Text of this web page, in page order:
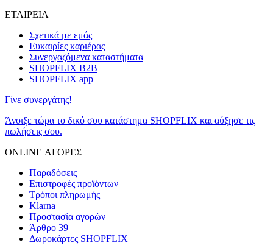
ΕΤΑΙΡΕΙΑ
Σχετικά με εμάς
Ευκαιρίες καριέρας
Συνεργαζόμενα καταστήματα
SHOPFLIX B2B
SHOPFLIX app
Γίνε συνεργάτης!
Άνοιξε τώρα το δικό σου κατάστημα SHOPFLIX και αύξησε τις
πωλήσεις σου.
ONLINE ΑΓΟΡΕΣ
Παραδόσεις
Επιστροφές προϊόντων
Τρόποι πληρωμής
Klarna
Προστασία αγορών
Άρθρο 39
Δωροκάρτες SHOPFLIX